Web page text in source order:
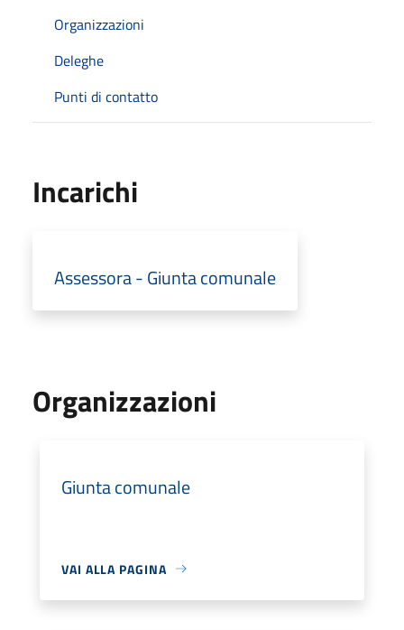
Organizzazioni
Deleghe
Punti di contatto
Incarichi
Assessora - Giunta comunale
Organizzazioni
Giunta comunale
VAI ALLA PAGINA